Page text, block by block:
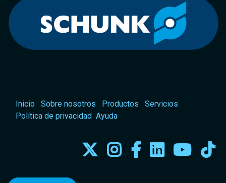
Inicio Sobre nosotros Productos
Servicios
Política de privacidad Ayuda